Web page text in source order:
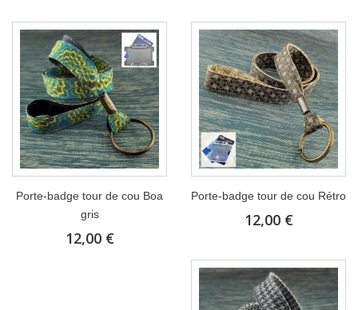
Porte-badge tour de cou Boa
gris
12,00 €
Porte-badge tour de cou Rétro
12,00 €